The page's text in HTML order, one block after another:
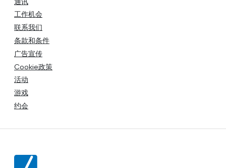
工作机会
联系我们
条款和条件
广告宣传
Cookie政策
活动
游戏
约会